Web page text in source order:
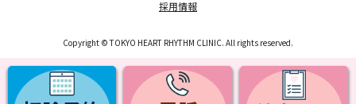
採用情報
Copyright © TOKYO HEART RHYTHM CLINIC. All rights reserved.